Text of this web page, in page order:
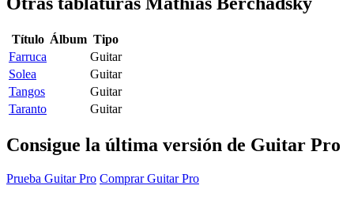
Título Álbum Tipo
Farruca
Guitar
Solea
Guitar
Tangos
Guitar
Taranto
Guitar
Consigue la última versión de Guitar Pro
Prueba Guitar Pro Comprar Guitar Pro